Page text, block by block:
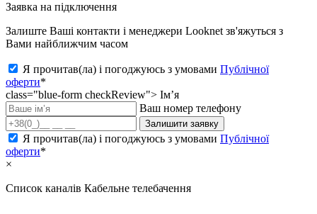
Заявка на підключення
Залиште Ваші контакти і менеджери Looknet зв'яжуться з
Вами найближчим часом
Я прочитав(ла) і погоджуюсь з умовами Публічної
оферти*
class="blue-form checkReview"> Ім’я
Ваш номер телефону
Залишити заявку
Я прочитав(ла) і погоджуюсь з умовами Публічної
оферти*
×
Список каналів Кабельне телебачення